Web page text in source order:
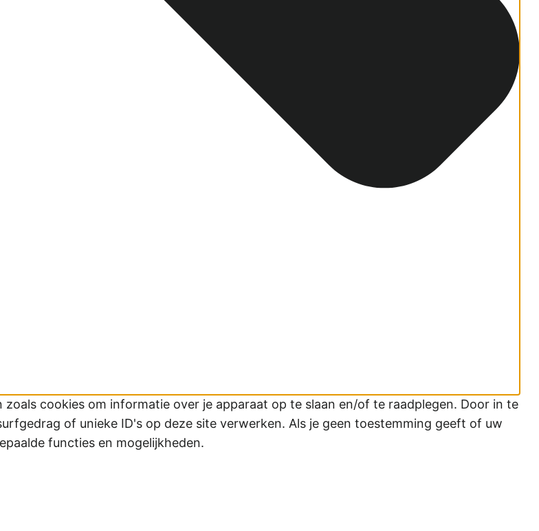
cookies om informatie over je apparaat op te slaan en/of te raadplegen. Door in te
of unieke ID's op deze site verwerken. Als je geen toestemming geeft of uw
functies en mogelijkheden.